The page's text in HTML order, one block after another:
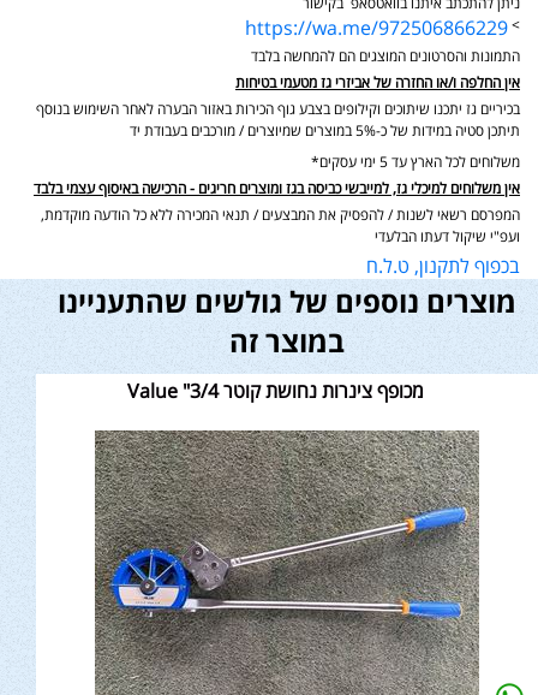
>
https://wa.me/972506866229
התמונות והסרטונים המוצגים הם להמחשה בלבד
אין החלפה ו/או החזרה של אביזרי גז מטעמי בטיחות
בכיריים גז יתכנו שיתוכים וקילופים בצבע גוף הכירות באזור הבערה לאחר השימוש בנוסף
תיתכן סטיה במידות של כ-5% במוצרים שמיוצרים / מורכבים בעבודת יד
משלוחים לכל הארץ עד 5 ימי עסקים*
אין משלוחים למיכלי גז, למייבשי כביסה בגז ומוצרים חריגים - הרכישה באיסוף עצמי בלבד
המפרסם רשאי לשנות / להפסיק את המבצעים / תנאי המכירה ללא כל הודעה מוקדמת,
ועפ"י שיקול דעתו הבלעדי
בכפוף לתקנון, ט.ל.ח
מוצרים נוספים של גולשים שהתעניינו
במוצר זה
מכופף צינרות נחושת קוטר 3/4" Value